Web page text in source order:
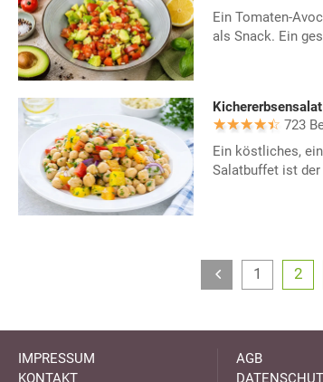
Ein Tomaten-
als Snack. Ein
Kichererbsensalat
723
Ein köstliches,
Salatbuffet ist
1 2
IMPRESSUM
KONTAKT
AGB